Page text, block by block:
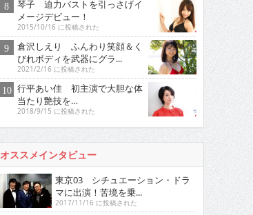
琴子 迫力バストを引っさげイ
メージデビュー！
2015/10/16 に投稿された
倉沢しえり ふんわり笑顔＆く
びれボディを武器にグラ...
2021/2/16 に投稿された
行平あい佳 初主演で大胆な体
当たり艶技を…
2018/9/15 に投稿された
オススメインタビュー
東京03 シチュエーション・ドラ
マに出演！苦境を乗...
2017/11/16 に投稿された